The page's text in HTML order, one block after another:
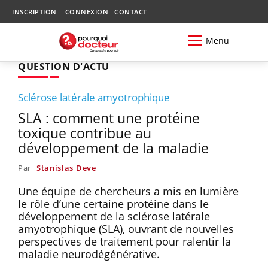
INSCRIPTION CONNEXION CONTACT
Menu
QUESTION D'ACTU
Sclérose latérale amyotrophique
SLA : comment une protéine
toxique contribue au
développement de la maladie
Par Stanislas Deve
Une équipe de chercheurs a mis en lumière
le rôle d’une certaine protéine dans le
développement de la sclérose latérale
amyotrophique (SLA), ouvrant de nouvelles
perspectives de traitement pour ralentir la
maladie neurodégénérative.